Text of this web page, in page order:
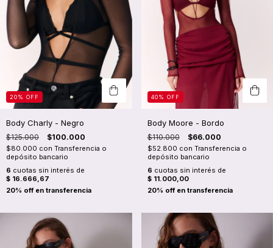
20% OFF
Body Charly - Negro
$125.000 $100.000
$80.000 con Transferencia o
depósito bancario
6 cuotas sin interés de
$ 16.666,67
40% OFF
Body Moore - Bordo
$110.000 $66.000
$52.800 con Transferencia o
depósito bancario
6 cuotas sin interés de
$ 11.000,00